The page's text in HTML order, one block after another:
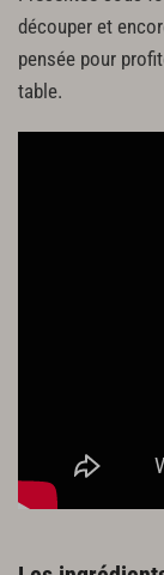
découper et
pensée pour
table.